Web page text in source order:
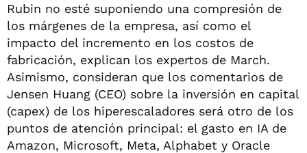
Rubin no esté suponiendo una compresión de
los márgenes de la empresa, así como el
impacto del incremento en los costos de
fabricación, explican los expertos de March.
Asimismo, consideran que los comentarios de
Jensen Huang (CEO) sobre la inversión en capital
(capex) de los hiperescaladores será otro de los
puntos de atención principal: el gasto en IA de
Amazon, Microsoft, Meta, Alphabet y Oracle